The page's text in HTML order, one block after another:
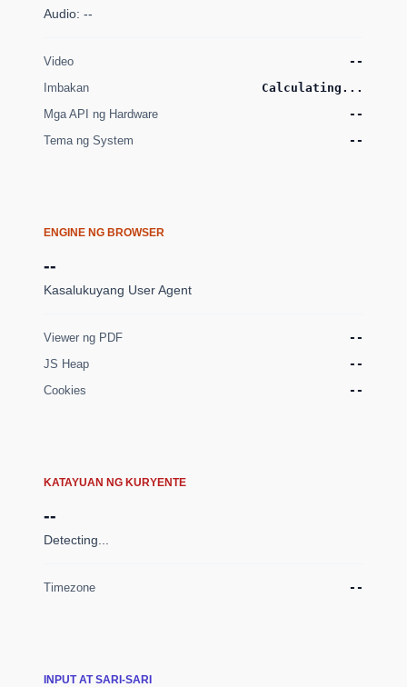
Audio: --
Video
--
Imbakan
Calculating...
Mga API ng Hardware
--
Tema ng System
--
ENGINE NG BROWSER
--
Kasalukuyang User Agent
Viewer ng PDF
--
JS Heap
--
Cookies
--
KATAYUAN NG KURYENTE
--
Detecting...
Timezone --
INPUT AT SARI-SARI